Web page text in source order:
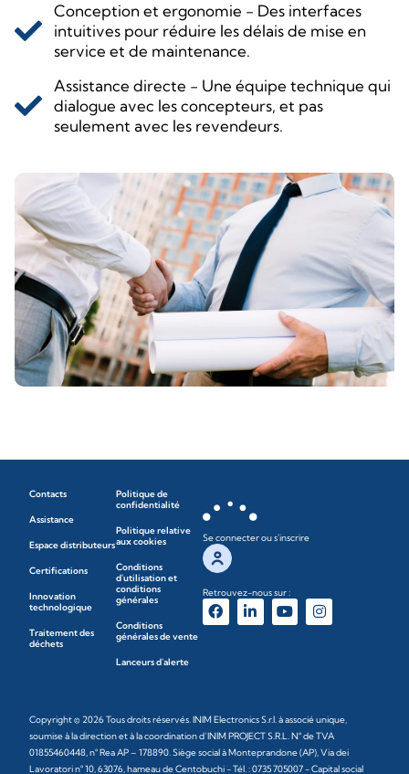
Conception et ergonomie - Des interfaces
intuitives pour réduire les délais de mise en
service et de maintenance.
Assistance directe - Une équipe technique qui
dialogue avec les concepteurs, et pas
seulement avec les revendeurs.
Contacts
Assistance
Espace distributeurs
Certifications
Innovation
technologique
Traitement des
déchets
Politique de
confidentialité
Politique relative
aux cookies
Conditions
d'utilisation et
conditions
générales
Conditions
générales de vente
Lanceurs d'alerte
Se connecter ou s'inscrire
Retrouvez-nous sur :
Copyright © 2026 Tous droits réservés. INIM Electronics S.r.l. à associé unique,
soumise à la direction et à la coordination d’INIM PROJECT S.R.L. N° de TVA
01855460448, n° Rea AP – 178890. Siège social à Monteprandone (AP), Via dei
Lavoratori n° 10, 63076, hameau de Centobuchi - Tél. : 0735 705007 - Capital social